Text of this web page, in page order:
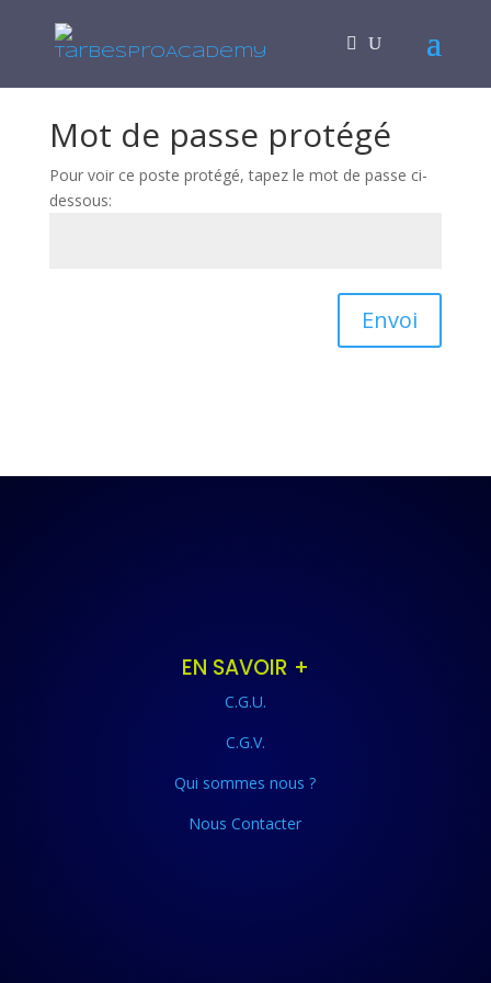
Mot de passe protégé
Pour voir ce poste protégé, tapez le mot de passe ci-
dessous:
Envoi
EN SAVOIR +
C.G.U.
C.G.V.
Qui sommes nous ?
Nous Contacter